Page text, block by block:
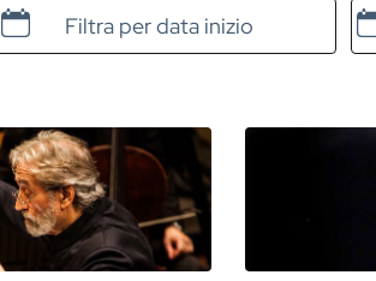
Data e ora di inizio